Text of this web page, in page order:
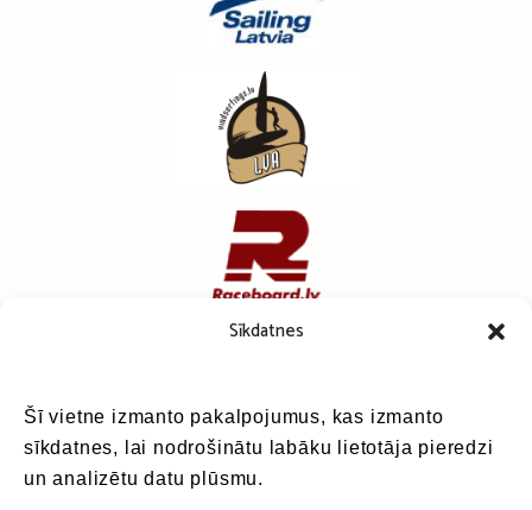
Sīkdatnes
Šī vietne izmanto pakalpojumus, kas izmanto
sīkdatnes, lai nodrošinātu labāku lietotāja pieredzi
un analizētu datu plūsmu.